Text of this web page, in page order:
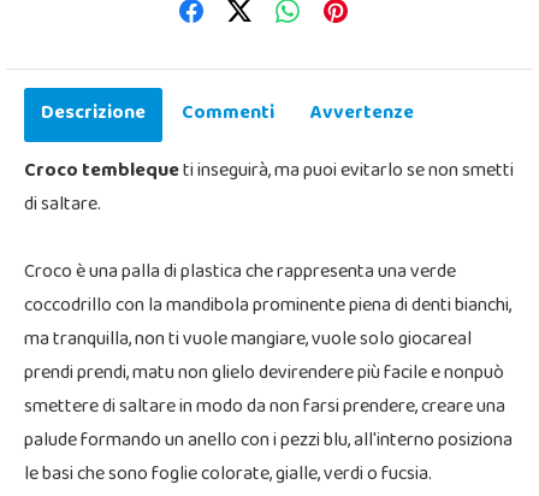
Descrizione Commenti
Avvertenze
Croco temblequeti inseguirà, ma puoi evitarlo se non smetti
di saltare.
Croco è una palla di plastica che rappresenta una verde
coccodrillo con la mandibola prominente piena di denti bianchi,
ma tranquilla, non ti vuole mangiare, vuole solo giocareal
prendi prendi, matu non glielo devirendere più facile e nonpuò
smettere di saltare in modo da non farsi prendere, creare una
palude formando un anello con i pezzi blu, all'interno posiziona
le basi che sono foglie colorate, gialle, verdi o fucsia.